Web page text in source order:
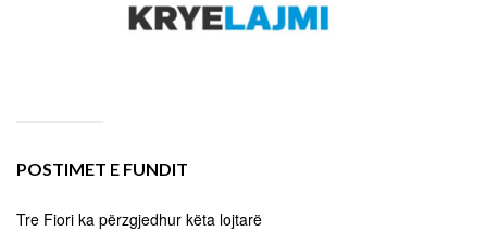
POSTIMET E FUNDIT
Tre Fiori ka përzgjedhur këta lojtarë